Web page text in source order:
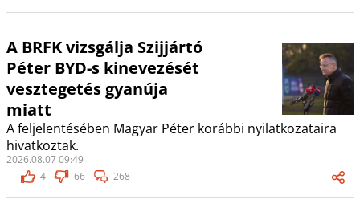
A BRFK vizsgálja Szijjártó
Péter BYD-s kinevezését
vesztegetés gyanúja
miatt
A feljelentésében Magyar Péter korábbi nyilatkozataira
hivatkoztak.
2026.08.07 09:49
4
66 268